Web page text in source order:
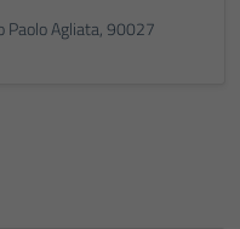
Paolo Agliata, 90027